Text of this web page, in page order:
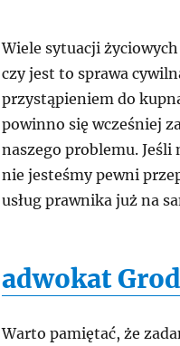
Wiele sytuacji
czy jest to sprawa
przystąpieniem do
powinno się wcześniej
naszego problemu. Jeśli
nie jesteśmy pewni
usług prawnika już na
adwokat
Warto pamiętać, że